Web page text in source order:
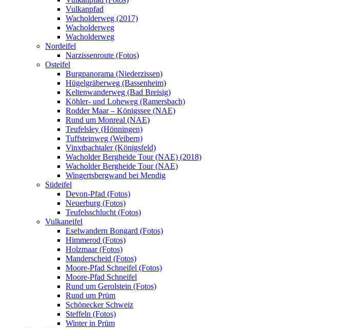
Vulkanpfad
Wacholderweg (2017)
Wacholderweg
Wacholderweg
Nordeifel
Narzissenroute (Fotos)
Osteifel
Burgpanorama (Niederzissen)
Hügelgräberweg (Bassenheim)
Keltenwanderweg (Bad Breisig)
Köhler- und Loheweg (Ramersbach)
Rodder Maar – Königssee (NAE)
Rund um Monreal (NAE)
Teufelsley (Hönningen)
Tuffsteinweg (Weibern)
Vinxtbachtaler (Königsfeld)
Wacholder Bergheide Tour (NAE) (2018)
Wacholder Bergheide Tour (NAE)
Wingertsbergwand bei Mendig
Südeifel
Devon-Pfad (Fotos)
Neuerburg (Fotos)
Teufelsschlucht (Fotos)
Vulkaneifel
Eselwandern Bongard (Fotos)
Himmerod (Fotos)
Holzmaar (Fotos)
Manderscheid (Fotos)
Moore-Pfad Schneifel (Fotos)
Moore-Pfad Schneifel
Rund um Gerolstein (Fotos)
Rund um Prüm
Schönecker Schweiz
Steffeln (Fotos)
Winter in Prüm